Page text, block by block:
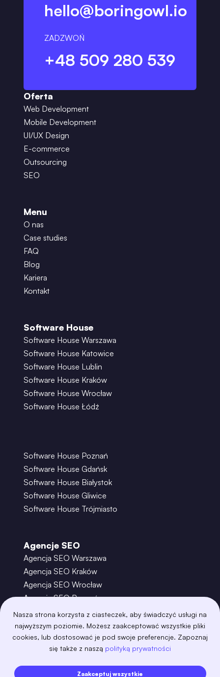
Nasza strona korzysta z ciasteczek, aby świadczyć usługi na
najwyższym poziomie. Możesz zaakceptować wszystkie pliki
cookies, lub dostosować je pod swoje preferencje. Zapoznaj
się także z naszą polityką prywatności
Zaakceptuj wszystkie
hello@boringowl.io
ZADZWOŃ
+48 509 280 539
Oferta
Web Development
Mobile Development
UI/UX Design
E-commerce
Outsourcing
SEO
Menu
O nas
Case studies
FAQ
Blog
Kariera
Kontakt
Software House
Software House Warszawa
Software House Katowice
Software House Lublin
Software House Kraków
Software House Wrocław
Software House Łódź
Software House Poznań
Software House Gdańsk
Software House Białystok
Software House Gliwice
Software House Trójmiasto
Agencje SEO
Agencja SEO Warszawa
Agencja SEO Kraków
Agencja SEO Wrocław
Agencja SEO Poznań
Agencja SEO Gdańsk
Agencja SEO Toruń